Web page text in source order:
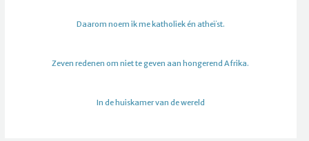
Daarom noem ik me katholiek én atheïst.
Zeven redenen om niet te geven aan hongerend Afrika.
In de huiskamer van de wereld